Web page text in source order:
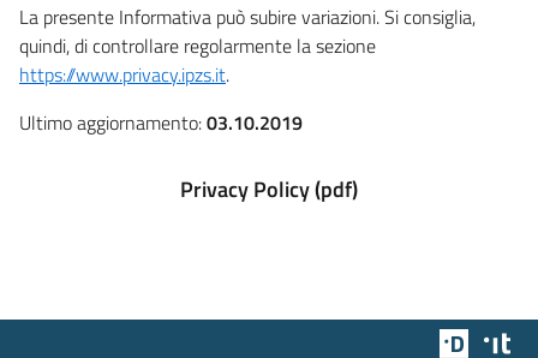
La presente Informativa può subire variazioni. Si consiglia,
quindi, di controllare regolarmente la sezione
https://www.privacy.ipzs.it.
Ultimo aggiornamento:03.10.2019
Privacy Policy (pdf)
Team